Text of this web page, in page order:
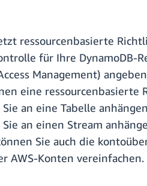
ressourcenbasierte
für Ihre DynamoDB-
Management)
eine ressourcenbasierte
an eine Tabelle
an einen Stream
Sie auch die
AWS-Konten vereinfachen.